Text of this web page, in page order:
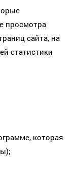
просмотра
сайта, на
статистики
которая